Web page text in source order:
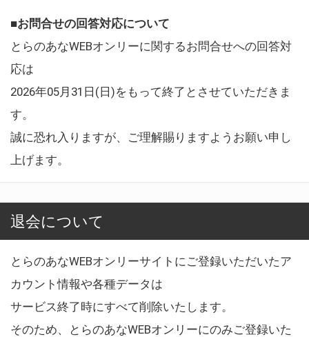
■お問合せの回答対応について
とらのあなWEBオンリーに関するお問合せへの回答対
応は
2026年05月31日(日)をもって終了とさせていただきま
す。
誠に恐れ入りますが、ご理解賜りますようお願い申し
上げます。
退会について
とらのあなWEBオンリーサイトにご登録いただいたア
カウント情報や各種データは
サービス終了時にすべて削除いたします。
そのため、とらのあなWEBオンリーにのみご登録いた